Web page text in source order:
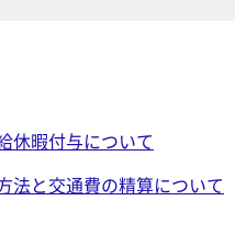
休暇付与について
法と交通費の精算について